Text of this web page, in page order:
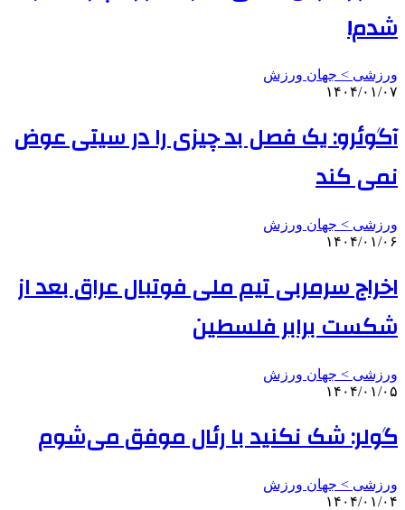
شدم!
ورزشی > جهان ورزش
۱۴۰۴/۰۱/۰۷
آگوئرو: یک فصل بد چیزی را در سیتی عوض
نمی کند
ورزشی > جهان ورزش
۱۴۰۴/۰۱/۰۶
اخراج سرمربی تیم ملی فوتبال عراق بعد از
شکست برابر فلسطین
ورزشی > جهان ورزش
۱۴۰۴/۰۱/۰۵
گولر: شک نکنید با رئال موفق می‌شوم
ورزشی > جهان ورزش
۱۴۰۴/۰۱/۰۴